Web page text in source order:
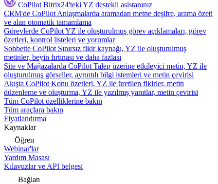
CoPilot Bitrix24'teki YZ destekli asistanınız
CRM'de CoPilot Anlaşmalarda aramadan metne deşifre, arama özeti
ve alan otomatik tamamlama
Görevlerde CoPilotYZ ile oluşturulmuş görev açıklamaları, görev
özetleri, kontrol listeleri ve yorumlar
Sohbette CoPilot Sınırsız fikir kaynağı, YZ ile oluşturulmuş
metinler, beyin fırtınası ve daha fazlası
Site ve Mağazalarda CoPilot Talep üzerine etkileyici metin, YZ ile
oluşturulmuş görseller, ayrıntılı bilgi istemleri ve metin çevirisi
Akışta CoPilot Konu özetleri, YZ ile üretilen fikirler, metin
düzenleme ve oluşturma, YZ ile yazılmış yanıtlar, metin çevirisi
Tüm CoPilot özelliklerine bakın
Tüm araçlara bakın
Fiyatlandırma
Kaynaklar
Öğren
Webinar'lar
Yardım Masası
Kılavuzlar ve API belgesi
Bağlan